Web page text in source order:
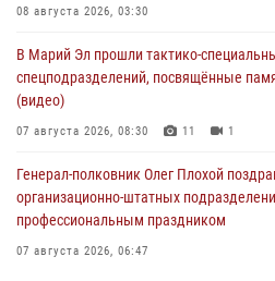
08 августа 2026, 03:30
В Марий Эл прошли тактико-
спецподразделений, посвящённые
(видео)
07 августа 2026, 08:30 11 1
Генерал-полковник Олег Плохой
организационно-штатных
профессиональным праздником
07 августа 2026, 06:47